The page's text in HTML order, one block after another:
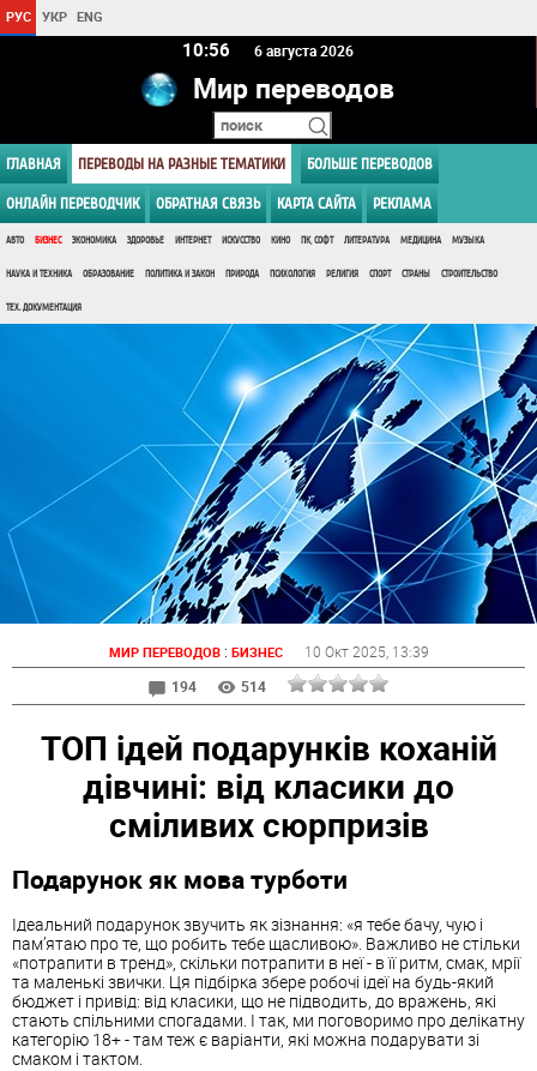
РУС УКР ENG
10 56 6 августа 2026
Мир переводов
ГЛАВНАЯ ПЕРЕВОДЫ НА РАЗНЫЕ ТЕМАТИКИ БОЛЬШЕ ПЕРЕВОДОВ
ОНЛАЙН ПЕРЕВОДЧИК ОБРАТНАЯ СВЯЗЬ КАРТА САЙТА РЕКЛАМА
АВТО БИЗНЕС ЭКОНОМИКА ЗДОРОВЬЕ ИНТЕРНЕТ ИСКУССТВО КИНО ПК, СОФТ ЛИТЕРАТУРА МЕДИЦИНА МУЗЫКА
НАУКА И ТЕХНИКА ОБРАЗОВАНИЕ ПОЛИТИКА И ЗАКОН ПРИРОДА ПСИХОЛОГИЯ РЕЛИГИЯ СПОРТ СТРАНЫ СТРОИТЕЛЬСТВО
ТЕХ. ДОКУМЕНТАЦИЯ
МИР ПЕРЕВОДОВ: БИЗНЕС 10 Окт 2025 , 13:39
194
514
ТОП ідей подарунків коханій
дівчині: від класики до
сміливих сюрпризів
Подарунок як мова турботи
Ідеальний подарунок звучить як зізнання: «я тебе бачу, чую і
пам’ятаю про те, що робить тебе щасливою». Важливо не стільки
«потрапити в тренд», скільки потрапити в неї - в її ритм, смак, мрії
та маленькі звички. Ця підбірка збере робочі ідеї на будь-який
бюджет і привід: від класики, що не підводить, до вражень, які
стають спільними спогадами. І так, ми поговоримо про делікатну
категорію 18+ - там теж є варіанти, які можна подарувати зі
смаком і тактом.